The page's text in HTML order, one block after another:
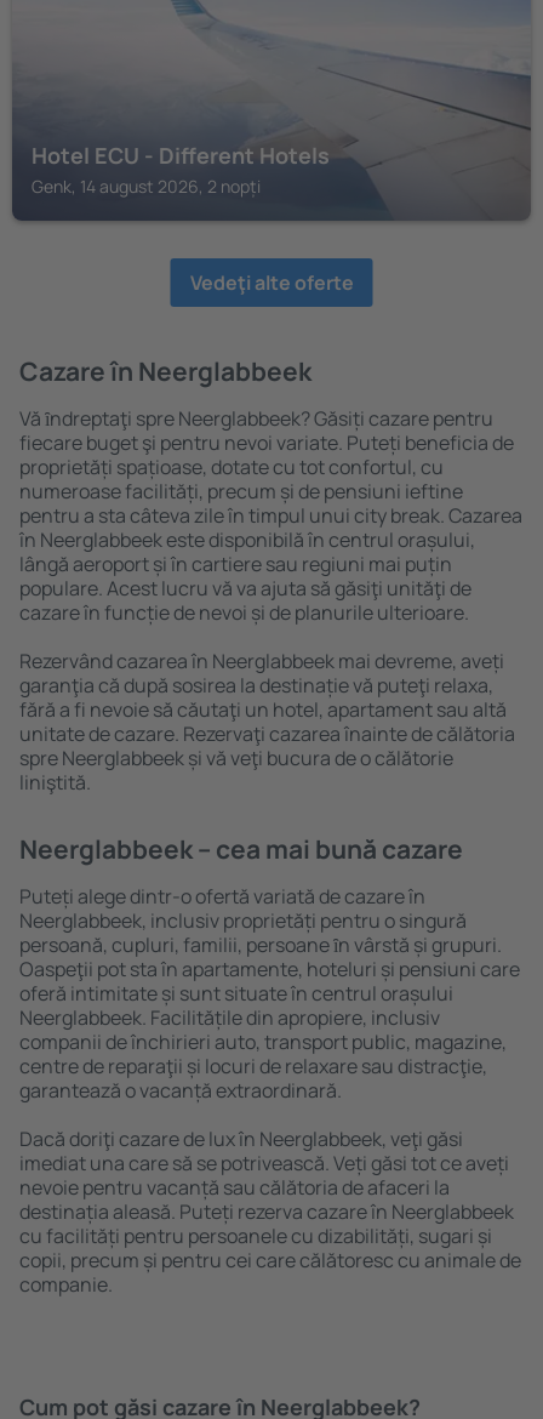
Hotel ECU - Different Hotels
Genk, 14 august 2026, 2 nopți
Vedeţi alte oferte
Cazare în Neerglabbeek
Vă ȋndreptaţi spre Neerglabbeek? Găsiți cazare pentru
fiecare buget şi pentru nevoi variate. Puteți beneficia de
proprietăți spațioase, dotate cu tot confortul, cu
numeroase facilități, precum și de pensiuni ieftine
pentru a sta câteva zile în timpul unui city break. Cazarea
în Neerglabbeek este disponibilă în centrul orașului,
lângă aeroport și în cartiere sau regiuni mai puțin
populare. Acest lucru vă va ajuta să găsiţi unităţi de
cazare în funcție de nevoi și de planurile ulterioare.
Rezervând cazarea în Neerglabbeek mai devreme, aveți
garanţia că după sosirea la destinație vă puteţi relaxa,
fără a fi nevoie să căutaţi un hotel, apartament sau altă
unitate de cazare. Rezervaţi cazarea înainte de călătoria
spre Neerglabbeek și vă veţi bucura de o călătorie
liniştită.
Neerglabbeek – cea mai bună cazare
Puteți alege dintr-o ofertă variată de cazare în
Neerglabbeek, inclusiv proprietăți pentru o singură
persoană, cupluri, familii, persoane ȋn vârstă și grupuri.
Oaspeţii pot sta în apartamente, hoteluri și pensiuni care
oferă intimitate și sunt situate în centrul orașului
Neerglabbeek. Facilitățile din apropiere, inclusiv
companii de închirieri auto, transport public, magazine,
centre de reparaţii și locuri de relaxare sau distracţie,
garantează o vacanță extraordinară.
Dacă doriţi cazare de lux în Neerglabbeek, veţi găsi
imediat una care să se potrivească. Veți găsi tot ce aveți
nevoie pentru vacanță sau călătoria de afaceri la
destinația aleasă. Puteți rezerva cazare în Neerglabbeek
cu facilități pentru persoanele cu dizabilități, sugari și
copii, precum și pentru cei care călătoresc cu animale de
companie.
Cum pot găsi cazare în Neerglabbeek?